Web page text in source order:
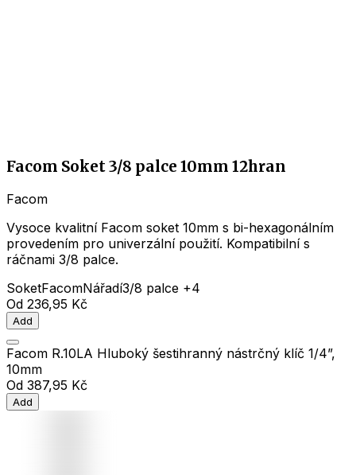
Facom Soket 3/8 palce 10mm 12hran
Facom
Vysoce kvalitní Facom soket 10mm s bi-hexagonálním
provedením pro univerzální použití. Kompatibilní s
ráčnami 3/8 palce.
SoketFacomNářadí3/8 palce +4
Od 236,95 Kč
Add
Facom R.10LA Hluboký šestihranný nástrčný klíč 1/4”,
10mm
Od 387,95 Kč
Add